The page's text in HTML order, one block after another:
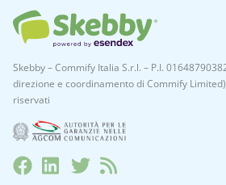
Skebby – Commify Italia S.r.l. – P.I.
direzione e coordinamento di Commify
riservati